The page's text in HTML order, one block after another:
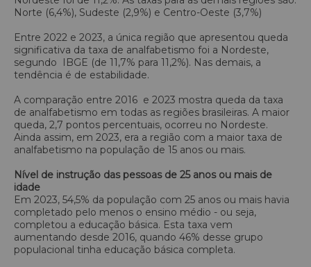
Norte (6,4%), Sudeste (2,9%) e Centro-Oeste (3,7%)
Entre 2022 e 2023, a única região que apresentou queda
significativa da taxa de analfabetismo foi a Nordeste,
segundo IBGE (de 11,7% para 11,2%). Nas demais, a
tendência é de estabilidade.
A comparação entre 2016 e 2023 mostra queda da taxa
de analfabetismo em todas as regiões brasileiras. A maior
queda, 2,7 pontos percentuais, ocorreu no Nordeste.
Ainda assim, em 2023, era a região com a maior taxa de
analfabetismo na população de 15 anos ou mais.
Nível de instrução das pessoas de 25 anos ou mais de
idade
Em 2023, 54,5% da população com 25 anos ou mais havia
completado pelo menos o ensino médio - ou seja,
completou a educação básica. Esta taxa vem
aumentando desde 2016, quando 46% desse grupo
populacional tinha educação básica completa.